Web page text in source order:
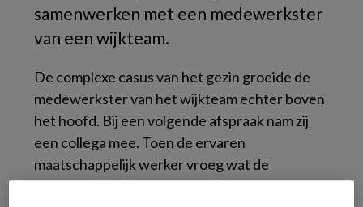
samenwerken met een medewerkster
van een wijkteam.
De complexe casus van het gezin groeide de
medewerkster van het wijkteam echter boven
het hoofd. Bij een volgende afspraak nam zij
een collega mee. Toen de ervaren
maatschappelijk werker vroeg wat de
wijkteammedewerker voor opleiding had